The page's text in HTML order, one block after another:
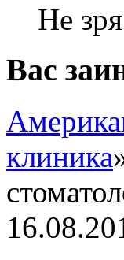
Не
Вас
клиника